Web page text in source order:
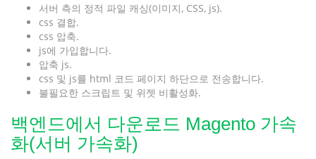
서버 측의 정적 파일 캐싱(이미지, CSS, js).
css 결합.
css 압축.
js에 가입합니다.
압축 js.
css 및 js를 html 코드 페이지 하단으로 전송합니다.
불필요한 스크립트 및 위젯 비활성화.
백엔드에서 다운로드 Magento 가속
화(서버 가속화)